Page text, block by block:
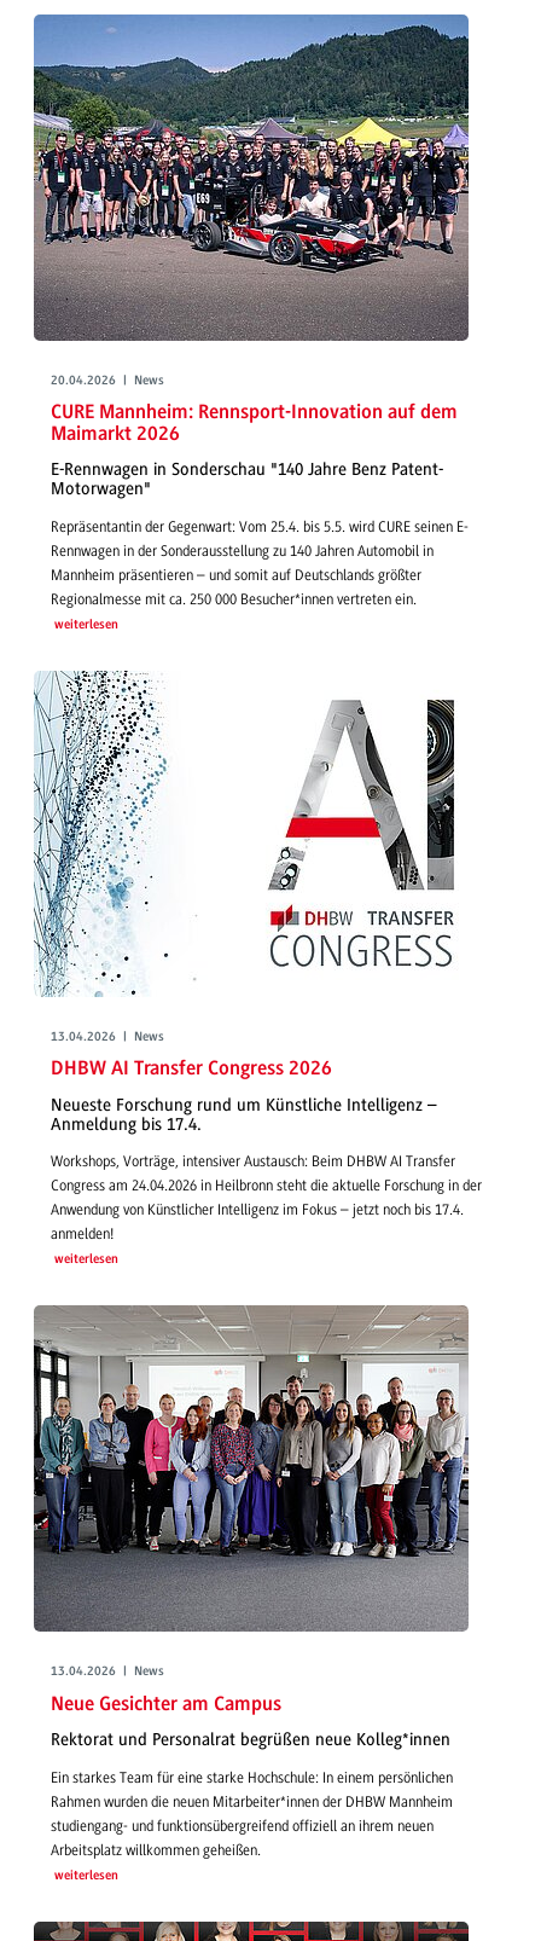
20.04.2026 | News
CURE Mannheim: Rennsport-Innovation auf dem
Maimarkt 2026
E-Rennwagen in Sonderschau "140 Jahre Benz Patent-
Motorwagen"
Repräsentantin der Gegenwart: Vom 25.4. bis 5.5. wird CURE seinen E-
Rennwagen in der Sonderausstellung zu 140 Jahren Automobil in
Mannheim präsentieren – und somit auf Deutschlands größter
Regionalmesse mit ca. 250 000 Besucher*innen vertreten ein.
weiterlesen
13.04.2026 | News
DHBW AI Transfer Congress 2026
Neueste Forschung rund um Künstliche Intelligenz –
Anmeldung bis 17.4.
Workshops, Vorträge, intensiver Austausch: Beim DHBW AI Transfer
Congress am 24.04.2026 in Heilbronn steht die aktuelle Forschung in der
Anwendung von Künstlicher Intelligenz im Fokus – jetzt noch bis 17.4.
anmelden!
weiterlesen
13.04.2026 | News
Neue Gesichter am Campus
Rektorat und Personalrat begrüßen neue Kolleg*innen
Ein starkes Team für eine starke Hochschule: In einem persönlichen
Rahmen wurden die neuen Mitarbeiter*innen der DHBW Mannheim
studiengang- und funktionsübergreifend offiziell an ihrem neuen
Arbeitsplatz willkommen geheißen.
weiterlesen